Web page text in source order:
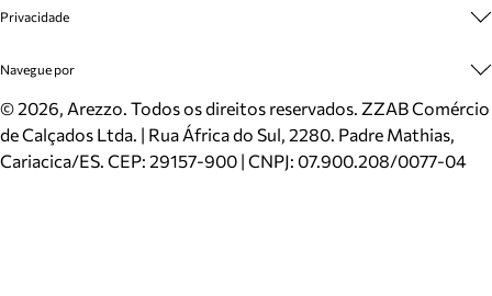
Mapa do Site
Inverno
Mundo Arezzo
Cadastro
Meus Pedidos
Trocas e Devoluções
Cartão Presente
Localizador de lojas
Privacidade
Politica e Privacidade
Navegue por
Sapatos
Bolsas
Scarpins
©2026, Arezzo. Todos os direitos reservados. ZZAB Comércio
de Calçados Ltda. | Rua África do Sul, 2280. Padre Mathias,
Cariacica/ES. CEP: 29157-900 | CNPJ: 07.900.208/0077-04